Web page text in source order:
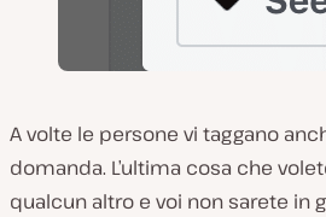
A volte le persone vi taggano
domanda. L’ultima cosa che
qualcun altro e voi non sarete in